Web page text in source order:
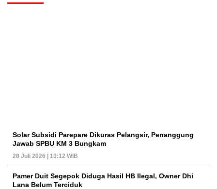
Solar Subsidi Parepare Dikuras Pelangsir, Penanggung
Jawab SPBU KM 3 Bungkam
28 Juli 2026 | 10:12 WIB
Pamer Duit Segepok Diduga Hasil HB Ilegal, Owner Dhi
Lana Belum Terciduk